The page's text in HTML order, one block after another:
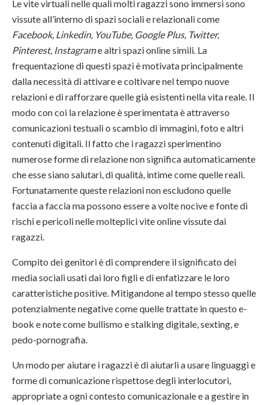
Le vite virtuali nelle quali molti ragazzi sono immersi sono
vissute all’interno di spazi sociali e relazionali come
Facebook, Linkedin, YouTube, Google Plus, Twitter,
Pinterest, Instagrame altri spazi online simili. La
frequentazione di questi spazi è motivata principalmente
dalla necessità di attivare e coltivare nel tempo nuove
relazioni e di rafforzare quelle già esistenti nella vita reale. Il
modo con coi la relazione è sperimentata è attraverso
comunicazioni testuali o scambio di immagini, foto e altri
contenuti digitali. Il fatto che i ragazzi sperimentino
numerose forme di relazione non significa automaticamente
che esse siano salutari, di qualità, intime come quelle reali.
Fortunatamente queste relazioni non escludono quelle
faccia a faccia ma possono essere a volte nocive e fonte di
rischi e pericoli nelle molteplici vite online vissute dai
ragazzi.
Compito dei genitori è di comprendere il significato dei
media sociali usati dai loro figli e di enfatizzare le loro
caratteristiche positive. Mitigandone al tempo stesso quelle
potenzialmente negative come quelle trattate in questo e-
book e note come bullismo e stalking digitale, sexting, e
pedo-pornografia.
Un modo per aiutare i ragazzi è di aiutarli a usare linguaggi e
forme di comunicazione rispettose degli interlocutori,
appropriate a ogni contesto comunicazionale e a gestire in